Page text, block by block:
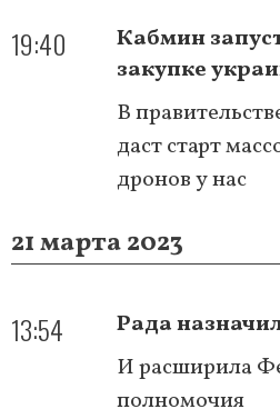
19:40
Кабмин
закупке
В
даст старт
дронов у нас
21 марта 2023
13:54
Рада
И расширила
полномочия